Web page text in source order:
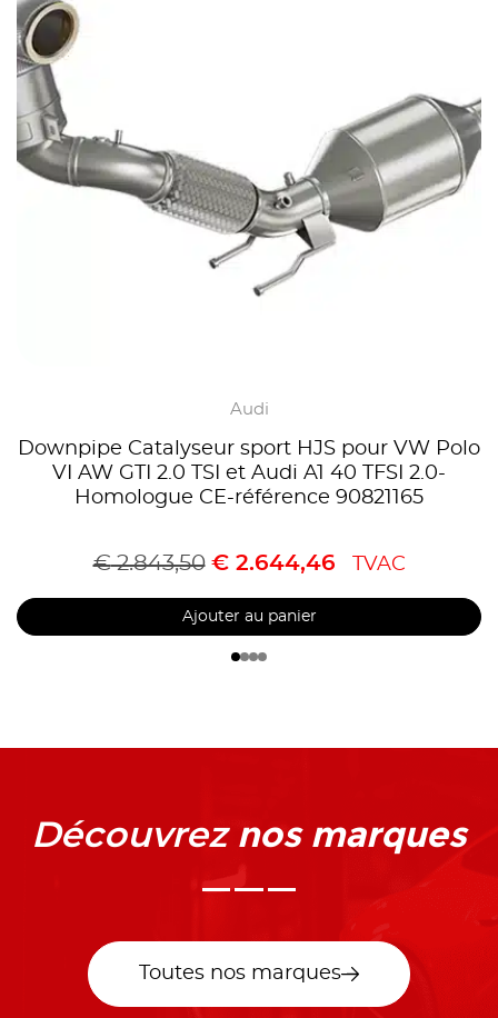
Audi
Downpipe Catalyseur sport HJS pour VW Polo
VI AW GTI 2.0 TSI et Audi A1 40 TFSI 2.0-
Homologue CE-référence 90821165
€2.843,50 €2.644,46 TVAC
Ajouter au panier
Découvrez nos marques
Toutes nos marques